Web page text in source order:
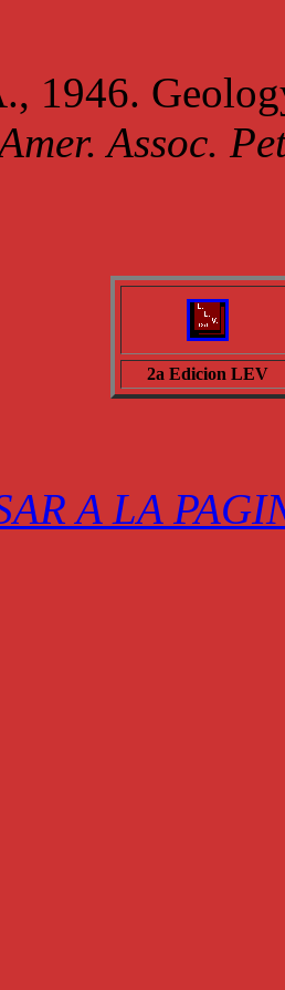
1946.
Assoc.
2a Edicion LEV
A LA